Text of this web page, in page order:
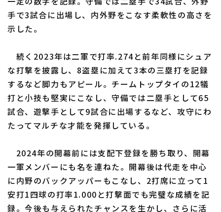
手で3試合に出場し、内外野をこなす柔軟性の高さを
示した。
続く2023年は二軍で打率.274と前年同様にシュア
な打撃を披露し、8盗塁に加えて3本の三塁打を記録
するなど脚力もアピール。チームトップタイの12犠
打と小技も堅実にこなし、守備では二塁手として65
試合、遊撃手として9試合に出場するなど、攻守にわ
たってマルチな才能を発揮している。
2024年の開幕前には支配下登録を勝ち取り、開幕
一軍メンバーにも名を連ねた。開幕後は代走を中心
に内野のバックアッパーもこなし、2打席に立って1
安打1四球の打率1.000と打撃面でも完璧な成績を記
録。今後も与えられたチャンスを生かし、さらに活